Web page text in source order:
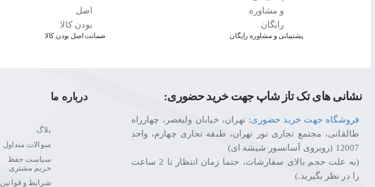
پشتیبانی و مشاوره رایگان ﺿﻤﺎﻧﺖ اﺻﻞ ﺑﻮدن ﮐﺎﻟﺎ
نشانی های تک تاز شاپ جهت خرید حضوری:
فروشگاه جهت خرید حضوری: تهران، خیابان ولیعصر، چهارراه
طالقانی، مجتمع تجاری نور تهران، طبقه تجاری چهارم، واحد
12007 (روبروی آسانسور شیشه ای)
(به علت حجم بالای سفارشات، حتما زمان انتظار تا 2 ساعت
را در نظر بگیرید.)
درباره ما
بلاگ
سوالات متداول
سیاست حفظ
حریم مشتری
شرایط و قوانین